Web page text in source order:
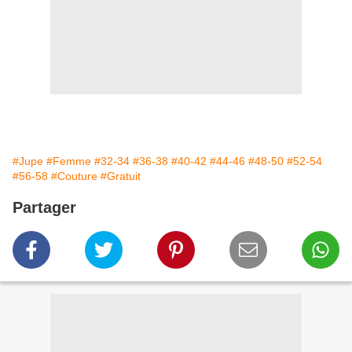
#Jupe #Femme #32-34 #36-38 #40-42 #44-46 #48-50 #52-54
#56-58 #Couture #Gratuit
Partager